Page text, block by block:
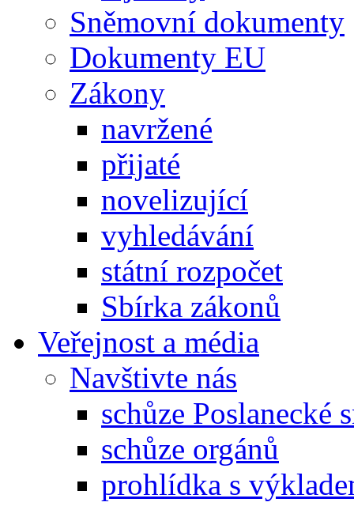
Sněmovní dokumenty
Dokumenty EU
Zákony
navržené
přijaté
novelizující
vyhledávání
státní rozpočet
Sbírka zákonů
Veřejnost a média
Navštivte nás
schůze Poslanecké
schůze orgánů
prohlídka s